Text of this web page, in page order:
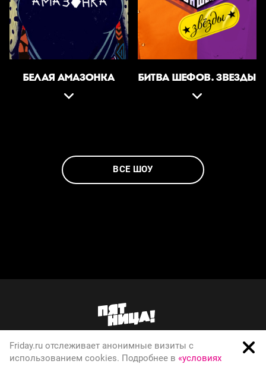
БЕЛАЯ АМАЗОНКА БИТВА ШЕФОВ. ЗВЕЗДЫ
ВСЕ ШОУ
О телеканале
Friday.ru отслеживает анонимные визиты с
использованием cookies. Подробнее в «условиях